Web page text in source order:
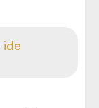
ide